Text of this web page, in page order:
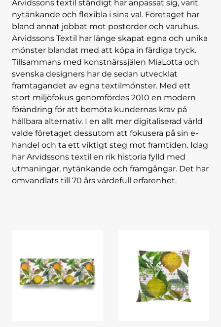
Arvidssons textil ständigt har anpassat sig, varit
nytänkande och flexibla i sina val. Företaget har
bland annat jobbat mot postorder och varuhus.
Arvidssons Textil har länge skapat egna och unika
mönster blandat med att köpa in färdiga tryck.
Tillsammans med konstnärssjälen MiaLotta och
svenska designers har de sedan utvecklat
framtagandet av egna textilmönster. Med ett
stort miljöfokus genomfördes 2010 en modern
förändring för att bemöta kundernas krav på
hållbara alternativ. I en allt mer digitaliserad värld
valde företaget dessutom att fokusera på sin e-
handel och ta ett viktigt steg mot framtiden. Idag
har Arvidssons textil en rik historia fylld med
utmaningar, nytänkande och framgångar. Det har
omvandlats till 70 års värdefull erfarenhet.